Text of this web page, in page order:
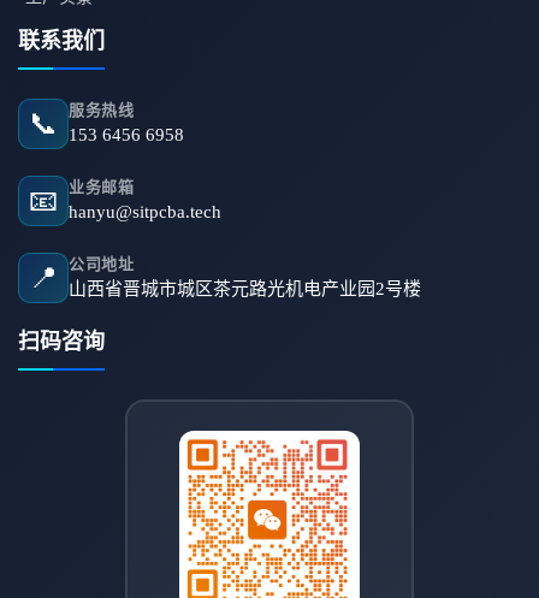
联系我们
📞 服务热线
153 6456 6958
📧 业务邮箱
hanyu@sitpcba.tech
📍 公司地址
山西省晋城市城区茶元路光机电产业园2号楼
扫码咨询